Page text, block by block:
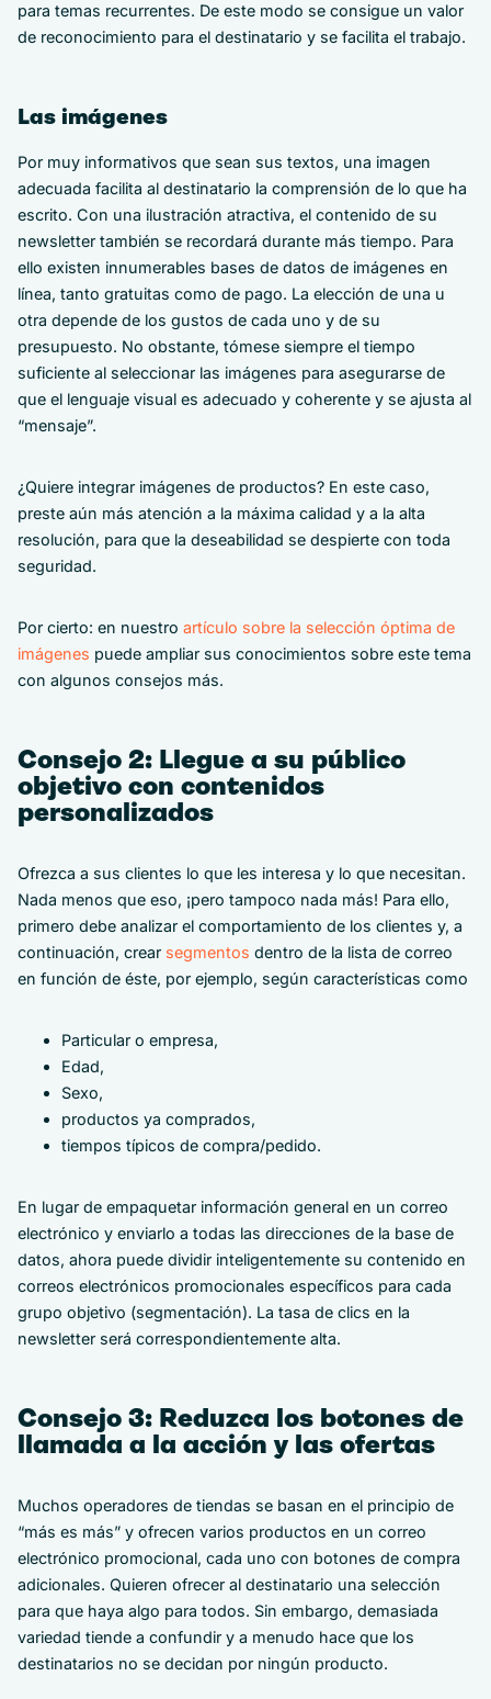
para temas recurrentes. De este modo se consigue un valor
de reconocimiento para el destinatario y se facilita el trabajo.
Las imágenes
Por muy informativos que sean sus textos, una imagen
adecuada facilita al destinatario la comprensión de lo que ha
escrito. Con una ilustración atractiva, el contenido de su
newsletter también se recordará durante más tiempo. Para
ello existen innumerables bases de datos de imágenes en
línea, tanto gratuitas como de pago. La elección de una u
otra depende de los gustos de cada uno y de su
presupuesto. No obstante, tómese siempre el tiempo
suficiente al seleccionar las imágenes para asegurarse de
que el lenguaje visual es adecuado y coherente y se ajusta al
“mensaje”.
¿Quiere integrar imágenes de productos? En este caso,
preste aún más atención a la máxima calidad y a la alta
resolución, para que la deseabilidad se despierte con toda
seguridad.
Por cierto: en nuestro artículo sobre la selección óptima de
imágenes puede ampliar sus conocimientos sobre este tema
con algunos consejos más.
Consejo 2: Llegue a su público
objetivo con contenidos
personalizados
Ofrezca a sus clientes lo que les interesa y lo que necesitan.
Nada menos que eso, ¡pero tampoco nada más! Para ello,
primero debe analizar el comportamiento de los clientes y, a
continuación, crear segmentos dentro de la lista de correo
en función de éste, por ejemplo, según características como
Particular o empresa,
Edad,
Sexo,
productos ya comprados,
tiempos típicos de compra/pedido.
En lugar de empaquetar información general en un correo
electrónico y enviarlo a todas las direcciones de la base de
datos, ahora puede dividir inteligentemente su contenido en
correos electrónicos promocionales específicos para cada
grupo objetivo (segmentación). La tasa de clics en la
newsletter será correspondientemente alta.
Consejo 3: Reduzca los botones de
llamada a la acción y las ofertas
Muchos operadores de tiendas se basan en el principio de
“más es más” y ofrecen varios productos en un correo
electrónico promocional, cada uno con botones de compra
adicionales. Quieren ofrecer al destinatario una selección
para que haya algo para todos. Sin embargo, demasiada
variedad tiende a confundir y a menudo hace que los
destinatarios no se decidan por ningún producto.